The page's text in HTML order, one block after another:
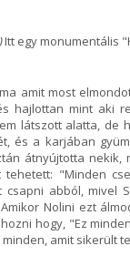
Itt egy monumentális
amit most
hajlottan mint aki
látszott alatta, de
és a karjában
átnyújtotta nekik,
"Minden
abból, mivel
Nolini ezt
hogy, "Ez
minden, amit sikerült